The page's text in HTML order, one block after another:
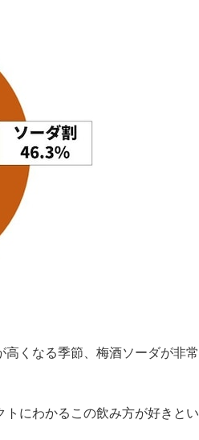
くなる季節、梅酒ソーダが非常
にわかるこの飲み方が好きとい